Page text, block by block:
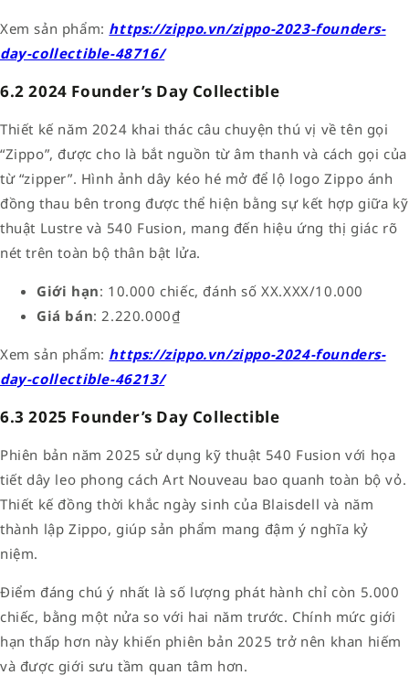
Xem sản phẩm: https://zippo.vn/zippo-2023-founders-
day-collectible-48716/
6.2 2024 Founder’s Day Collectible
Thiết kế năm 2024 khai thác câu chuyện thú vị về tên gọi
“Zippo”, được cho là bắt nguồn từ âm thanh và cách gọi của
từ “zipper”. Hình ảnh dây kéo hé mở để lộ logo Zippo ánh
đồng thau bên trong được thể hiện bằng sự kết hợp giữa kỹ
thuật Lustre và 540 Fusion, mang đến hiệu ứng thị giác rõ
nét trên toàn bộ thân bật lửa.
Giới hạn: 10.000 chiếc, đánh số XX.XXX/10.000
Giá bán: 2.220.000₫
Xem sản phẩm: https://zippo.vn/zippo-2024-founders-
day-collectible-46213/
6.3 2025 Founder’s Day Collectible
Phiên bản năm 2025 sử dụng kỹ thuật 540 Fusion với họa
tiết dây leo phong cách Art Nouveau bao quanh toàn bộ vỏ.
Thiết kế đồng thời khắc ngày sinh của Blaisdell và năm
thành lập Zippo, giúp sản phẩm mang đậm ý nghĩa kỷ
niệm.
Điểm đáng chú ý nhất là số lượng phát hành chỉ còn 5.000
chiếc, bằng một nửa so với hai năm trước. Chính mức giới
hạn thấp hơn này khiến phiên bản 2025 trở nên khan hiếm
và được giới sưu tầm quan tâm hơn.